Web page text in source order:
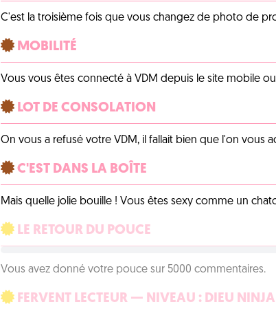
C'est la troisième fois que vous changez de photo de
MOBILITÉ
Vous vous êtes connecté à VDM depuis le site mobile
LOT DE CONSOLATION
On vous a refusé votre VDM, il fallait bien que l'on vous
C'EST DANS LA BOÎTE
Mais quelle jolie bouille ! Vous êtes sexy comme un
LE RETOUR DU POUCE
Vous avez donné votre pouce sur 5000 commentaires.
FERVENT LECTEUR — NIVEAU : DIEU NINJA